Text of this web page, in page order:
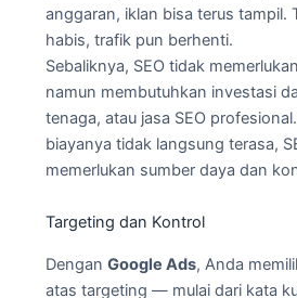
anggaran, iklan bisa terus tampil.
habis, trafik pun berhenti.
Sebaliknya, SEO tidak
namun membutuhkan investasi
tenaga, atau jasa SEO
biayanya tidak langsung terasa,
memerlukan sumber daya dan
Targeting dan Kontrol
DenganGoogle Ads, Anda
atas targeting — mulai dari kata